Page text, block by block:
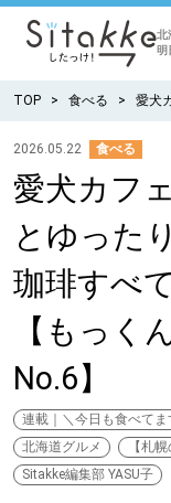
北
明
CATEGORY カテ
食べる
出かける
暮らす
みがく
育む
TOP 食べる 愛犬
2026.05.22 食べる
愛犬カフ
とゆった
珈琲すべ
【もっく
No.6】
連載｜＼今日も食べて
北海道グルメ
【札
Sitakke編集部 YASU子